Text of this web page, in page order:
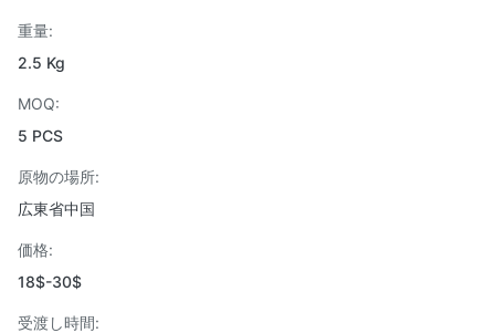
重量:
2.5 Kg
MOQ:
5 PCS
原物の場所:
広東省中国
価格:
18$-30$
受渡し時間: